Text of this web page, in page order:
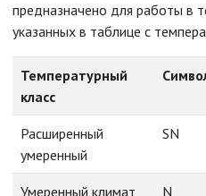
предназначено для работы в
указанных в таблице с
Температурный
класс
Расширенный
умеренный
SN
Умеренный климат N